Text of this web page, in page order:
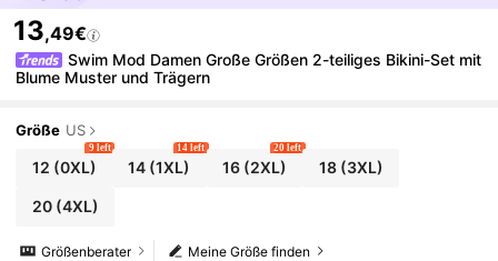
13,49€
Swim Mod Damen Große Größen 2-teiliges Bikini-Set mit
Blume Muster und Trägern
Größe US
12 (0XL)
9 left
14 (1XL)
14 left
16(2XL)
20 left
18(3XL)
20(4XL)
Meine Größe finden
Größenberater